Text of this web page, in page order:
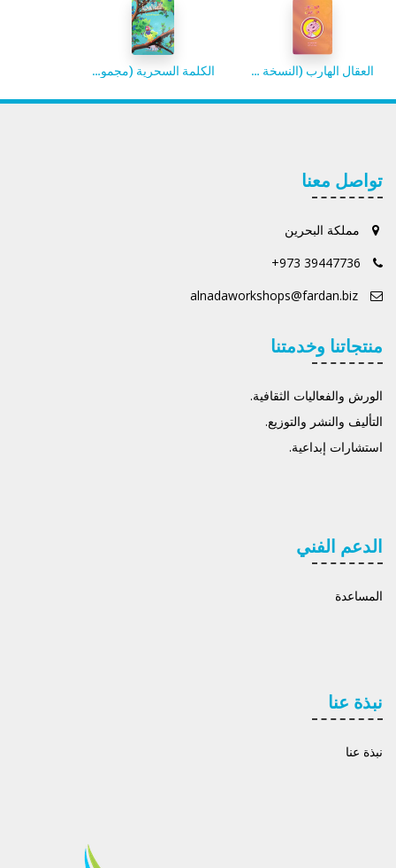
العقال الهارب (النسخة الفاخرة) الكلمة السحرية (مجموعة قصصية)
تواصل معنا
مملكة البحرين
+973 39447736
alnadaworkshops@fardan.biz
منتجاتنا وخدمتنا
الورش والفعاليات الثقافية.
التأليف والنشر والتوزيع.
استشارات إبداعية.
الدعم الفني
المساعدة
نبذة عنا
نبذة عنا